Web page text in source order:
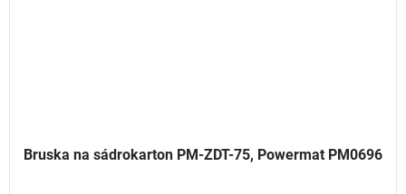
Bruska na sádrokarton PM-ZDT-75, Powermat PM0696